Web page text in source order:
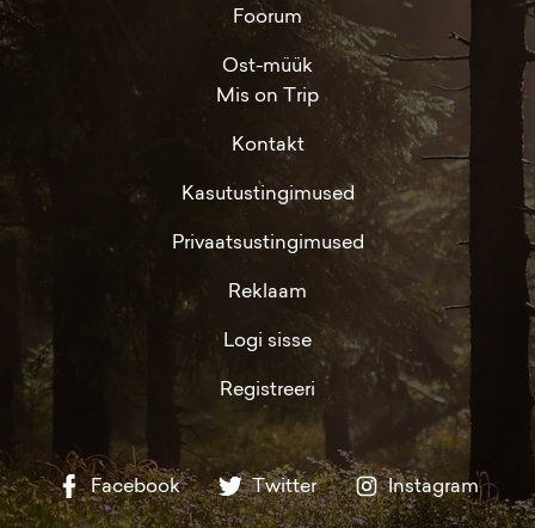
Foorum
Ost-müük
Mis on Trip
Kontakt
Kasutustingimused
Privaatsustingimused
Reklaam
Logi sisse
Registreeri
Facebook Twitter Instagram